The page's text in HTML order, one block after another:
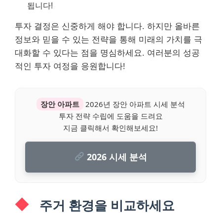
됩니다!
투자 결정은 신중하게 해야 합니다. 하지만 올바른
정보와 믿을 수 있는 전략을 통해 미래의 가치를 극
대화할 수 있다는 점을 명심하세요. 여러분의 성공
적인 투자 여정을 응원합니다!
장안 아파트
2026년 장안 아파트 시세 분석
투자 전략 수립에 도움을 드려요
지금 클릭해서 확인해보세요!
2026 시세 분석
주거 환경을 비교하세요